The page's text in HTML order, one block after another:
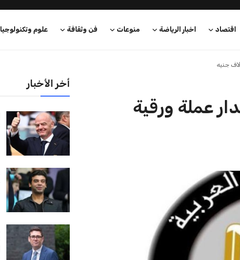
اقتصاد اخبار الرياضة منوعات فن وثقافة علوم وتكنولوجيا
عملة ورقية
أخر الأخبار